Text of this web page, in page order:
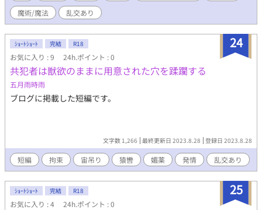
魔術/魔法
乱交あり
24
ｼｮｰﾄｼｮｰﾄ 完結 R18
お気に入り : 9 24h.ポイント : 0
共犯者は獣欲のままに用意された穴を蹂躙する
五月雨時雨
ブログに掲載した短編です。
文字数 1,266 最終更新日 2023.8.28 登録日 2023.8.28
短編 拘束 宙吊り 猿轡 媚薬 発情 乱交あり
25
ｼｮｰﾄｼｮｰﾄ 完結 R18
お気に入り : 4 24h.ポイント : 0